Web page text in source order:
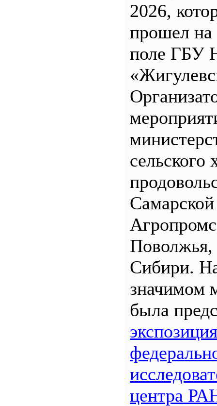
2026,
прошел
поле ГБУ
сельского
Поволжья,
Сибири.
значимом
была
центра